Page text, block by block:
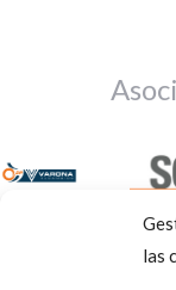
las